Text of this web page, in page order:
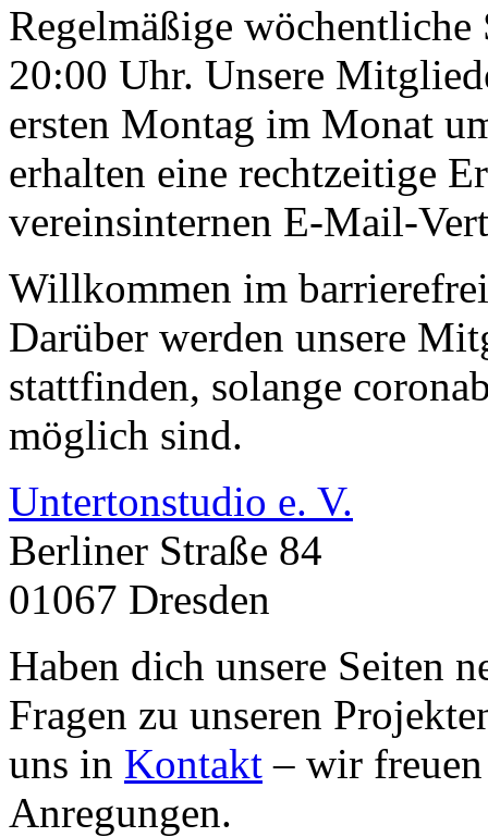
Regelmäßige
20:00 Uhr. Unsere
ersten Montag im Monat
erhalten eine rechtzeitige
vereinsinternen E-Mail-
Willkommen im
Darüber werden unsere
stattfinden, solange
möglich sind.
Untertonstudio e. V.
Berliner Straße 84
01067 Dresden
Haben dich unsere Seiten
Fragen zu unseren
uns in Kontakt – wir
Anregungen.